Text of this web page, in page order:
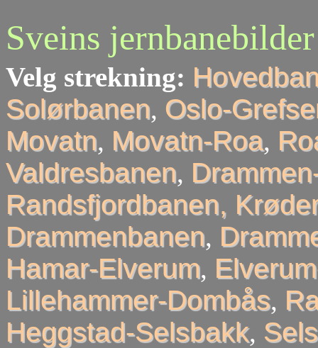
Sveins jernbanebilder
Velg strekning:
Solørbanen, Oslo-
Movatn, Movatn-Roa,
Valdresbanen,
Randsfjordbanen,
Drammenbanen,
Hamar-Elverum,
Lillehammer-Dombås,
Heggstad-Selsbakk,